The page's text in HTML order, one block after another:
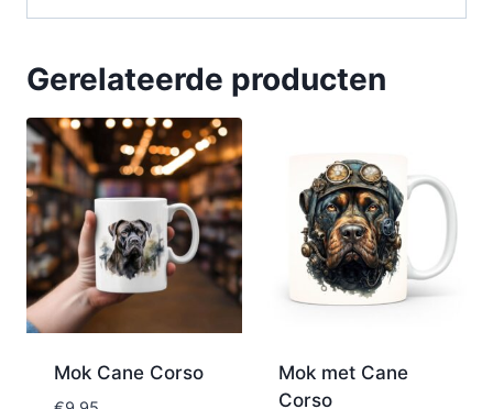
Gerelateerde producten
Mok Cane Corso
Mok met Cane
Corso